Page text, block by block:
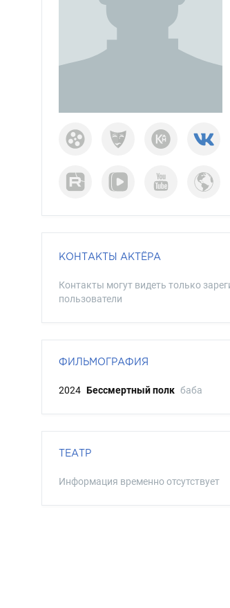
КОНТАКТЫ АКТЁРА
Контакты могут видеть только
пользователи
ФИЛЬМОГРАФИЯ
2024 Бессмертный полк баба
ТЕАТР
Информация временно отсутствует